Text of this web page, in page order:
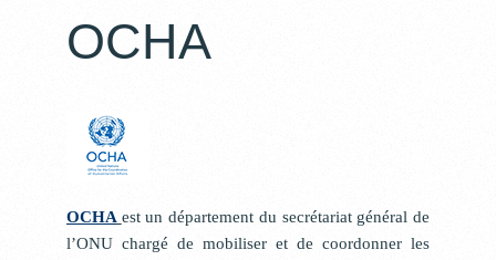
OCHA
OCHA est un département du secrétariat général de
l’ONU chargé de mobiliser et de coordonner les